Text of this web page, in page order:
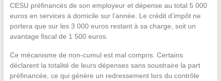
CESU préfinancés de son employeur et dépense au total 5 000
euros en services à domicile sur l’année. Le crédit d’impôt ne
portera que sur les 3 000 euros restant à sa charge, soit un
avantage fiscal de 1 500 euros.
Ce mécanisme de non-cumul est mal compris. Certains
déclarent la totalité de leurs dépenses sans soustraire la part
préfinancée, ce qui génère un redressement lors du contrôle